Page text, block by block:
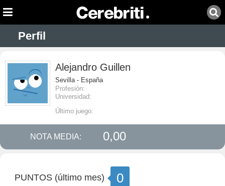
Perfil
Alejandro Guillen
Sevilla - España
Profesión:
Universidad:
Último juego:
NOTA MEDIA: 0,00
PUNTOS (último mes) 0